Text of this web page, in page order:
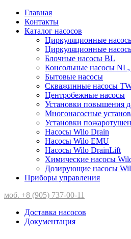
Главная
Контакты
Каталог насосов
Циркуляционные
Циркуляционные
Блочные насосы BL
Консольные насосы
Бытовые насосы
Скважинные насосы
Центробежные насосы
Установки повышения
Многонасосные
Установки
Насосы Wilo Drain
Насосы Wilo EMU
Насосы Wilo DrainLift
Химические насосы
Дозирующие насосы
Приборы управления
моб. +8 (905) 737-00-11
Доставка насосов
Документация